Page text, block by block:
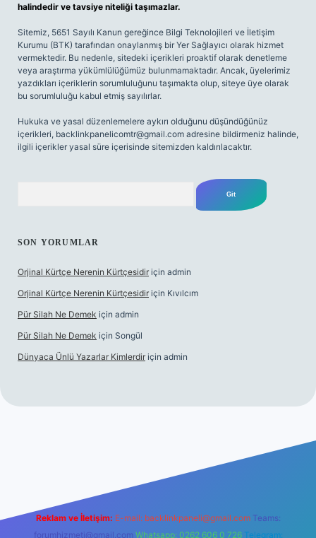
halindedir ve tavsiye niteliği taşımazlar.
Sitemiz, 5651 Sayılı Kanun gereğince Bilgi Teknolojileri ve İletişim
Kurumu (BTK) tarafından onaylanmış bir Yer Sağlayıcı olarak hizmet
vermektedir. Bu nedenle, sitedeki içerikleri proaktif olarak denetleme
veya araştırma yükümlülüğümüz bulunmamaktadır. Ancak, üyelerimiz
yazdıkları içeriklerin sorumluluğunu taşımakta olup, siteye üye olarak
bu sorumluluğu kabul etmiş sayılırlar.
Hukuka ve yasal düzenlemelere aykırı olduğunu düşündüğünüz
içerikleri, backlinkpanelicomtr@gmail.com adresine bildirmeniz halinde,
ilgili içerikler yasal süre içerisinde sitemizden kaldırılacaktır.
SON YORUMLAR
Orjinal Kürtçe Nerenin Kürtçesidir için admin
Orjinal Kürtçe Nerenin Kürtçesidir için Kıvılcım
Pür Silah Ne Demek için admin
Pür Silah Ne Demek için Songül
Dünyaca Ünlü Yazarlar Kimlerdir için admin
Reklam ve İletişim: E-mail: backlinkpaneli@gmail.com Teams:
forumhizmeti@gmail.com Whatsapp: 0262 606 0 726 Telegram: